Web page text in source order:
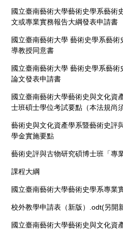
國立臺南藝術大學藝術史學系藝術
文或專業實務報告大綱發表申請書
國立臺南藝術大學 藝術史學系藝
導教授同意書
國立臺南藝術大學 藝術史學系藝
論文發表申請書
國立臺南藝術大學藝術史與文化資
士班碩士學位考試要點（本法規尚
藝術史與文化資產學系暨藝術史評
學金實施要點
藝術史評與古物研究碩博士班「專
課程大綱
國立臺南藝術大學藝術史學系專業
校外教學申請表（新版）.odt(另開
國立臺南藝術大學藝術史與文化資